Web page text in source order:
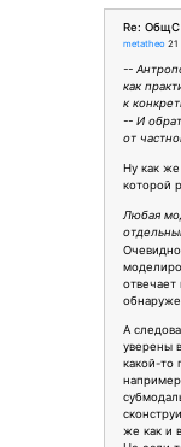
Re: ОбщС
metatheo 21
--
как
к
-- И
от
Ну как
которой
Любая
А
уверены
какой-то
же как и